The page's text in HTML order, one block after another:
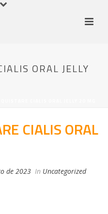
ORAL JELLY
CIALIS ORAL
de 2023 In Uncategorized